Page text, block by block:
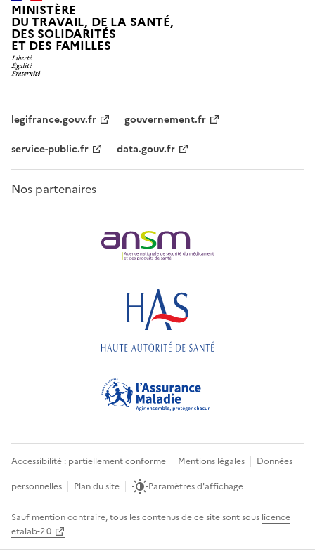
MINISTÈRE
DU TRAVAIL, DE LA SANTÉ,
DES SOLIDARITÉS
ET DES FAMILLES
legifrance.gouv.fr
gouvernement.fr
service-public.fr
data.gouv.fr
Nos partenaires
Accessibilité : partiellement conforme Mentions légales
Données
personnelles
Plan du site Paramètres d'affichage
Sauf mention contraire, tous les contenus de ce site sont sous licence
etalab-2.0